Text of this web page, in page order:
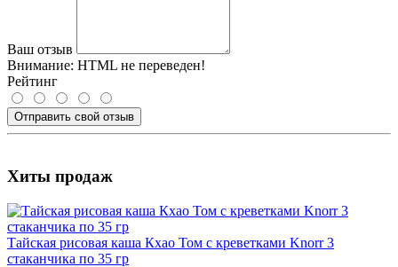
Ваш отзыв
Внимание: HTML не переведен!
Рейтинг
Отправить свой отзыв
Хиты продаж
Тайская рисовая каша Кхао Том с креветками Knorr 3
стаканчика по 35 гр